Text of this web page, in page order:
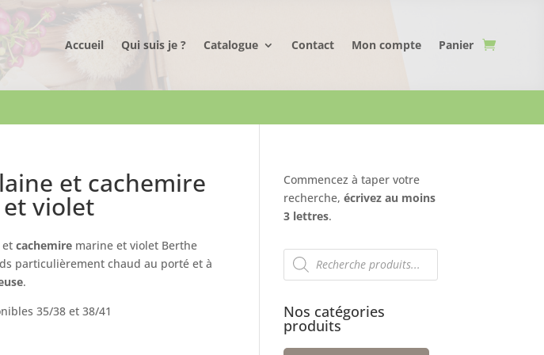
Accueil Qui suis je ? Catalogue Contact Mon compte Panier
et cachemire
violet
cachemiremarine et violet Berthe
particulièrement chaud au porté et à
.
35/38 et 38/41
Commencez à taper votre
recherche,écrivez au moins
3 lettres.
Recherche
de
produits
Nos catégories
produits